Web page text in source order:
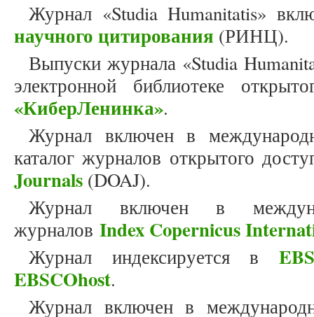
Журнал «Studia Humanitatis»
научного цитирования (РИНЦ).
Выпуски журнала «Studia
электронной библиотеке
«КиберЛенинка».
Журнал включен в
каталог журналов открытого
Journals (DOAJ).
Журнал включен в
журналов Index Copernicus
Журнал индексируется в
EBSCOhost.
Журнал включен в